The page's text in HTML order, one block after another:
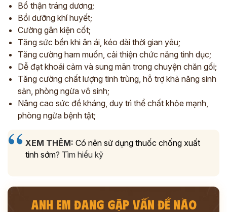
Bổ thận tráng dương;
Bồi dưỡng khí huyết;
Cường gân kiện cốt;
Tăng sức bền khi ân ái, kéo dài thời gian yêu;
Tăng cường ham muốn, cải thiện chức năng tinh dục;
Dễ đạt khoái cảm và sung mãn trong chuyện chăn gối;
Tăng cường chất lượng tinh trùng, hỗ trợ khả năng sinh
sản, phòng ngừa vô sinh;
Nâng cao sức đề kháng, duy trì thể chất khỏe mạnh,
phòng ngừa bệnh tật;
XEM THÊM: Có nên sử dụng thuốc chống xuất
tinh sớm? Tìm hiểu kỹ
ANH EM ĐANG GẶP VẤN ĐỀ NÀO